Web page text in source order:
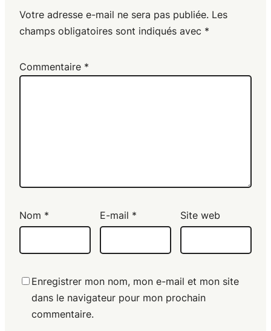
Votre adresse e-mail ne sera pas publiée. Les
champs obligatoires sont indiqués avec *
Commentaire *
Nom * E-mail * Site web
Enregistrer mon nom, mon e-mail et mon site
dans le navigateur pour mon prochain
commentaire.